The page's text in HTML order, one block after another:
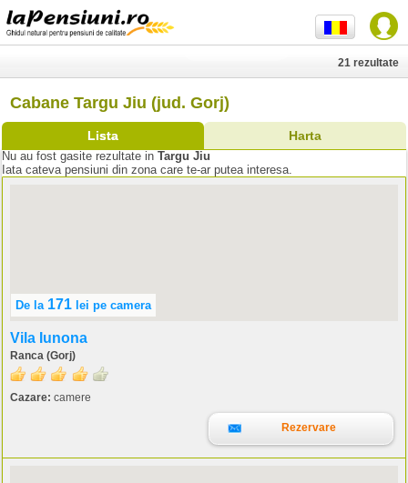
Cabane Targu Jiu (jud. Gorj)
Lista Harta
21 rezultate
Nu au fost gasite rezultate in Targu Jiu
Iata cateva pensiuni din zona care te-ar putea interesa.
De la 171 lei pe camera
Vila Iunona
Ranca (Gorj)
Cazare: camere
Rezervare